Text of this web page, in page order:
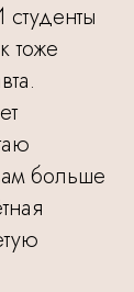
тоже
больше